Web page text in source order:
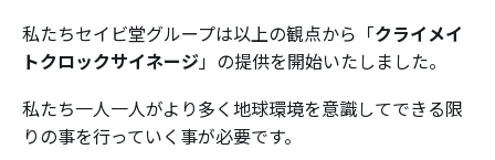
私たちセイビ堂グループは以上の観点から「クライメイ
トクロックサイネージ」の提供を開始いたしました。
私たち一人一人がより多く地球環境を意識してできる限
りの事を行っていく事が必要です。